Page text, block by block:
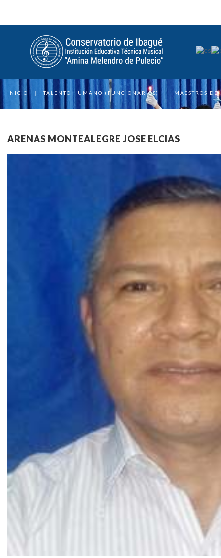
INICIO | TALENTO HUMANO (FUNCIONARIOS) | MAESTROS DE
ARENAS MONTEALEGRE JOSE ELCIAS